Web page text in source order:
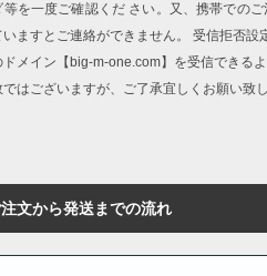
等を一度ご確認くだ さい。又、携帯での
いますとご連絡ができません。 受信拒否設
ドメイン【big-m-one.com】を受信できるよ
ではございますが、ご了承宜しくお願い致し
文から発送までの流れ